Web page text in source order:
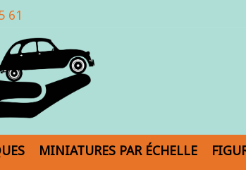
61
MINIATURES PAR ÉCHELLE